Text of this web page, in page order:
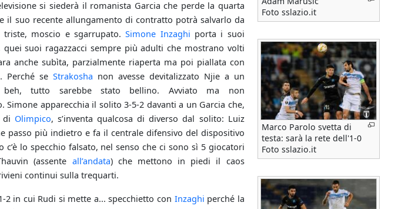
Foto sslazio.it
Marco Parolo svetta di
testa: sarà la rete dell'1-0
Foto sslazio.it
si siederà il romanista Garcia che perde la quarta
il suo recente allungamento di contratto potrà salvarlo da
triste, moscio e sgarrupato.Simone Inzaghi porta i suoi
quei suoi ragazzacci sempre più adulti che mostrano volti
anche subìta, parzialmente riaperta ma poi piallata con
Perché seStrakosha non avesse devitalizzato Njie a un
tutto sarebbe stato bellino. Avviato ma non
Simone apparecchia il solito 3­-5­-2 davanti a un Garcia che,
di Olimpico, s’inventa qualcosa di diverso dal solito: Luiz
passo più indietro e fa il centrale difensivo del dispositivo
c’è lo specchio falsato, nel senso che ci sono sì 5 giocatori
(assente all’andata) che mettono in piedi il caos
continui sulla trequarti.
2 in cui Rudi si mette a... specchietto con Inzaghi perché la